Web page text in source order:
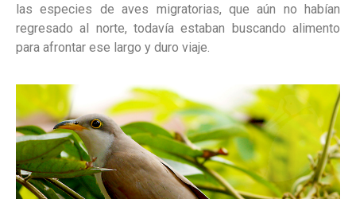
las especies de aves migratorias, que aún no habían
regresado al norte, todavía estaban buscando alimento
para afrontar ese largo y duro viaje.